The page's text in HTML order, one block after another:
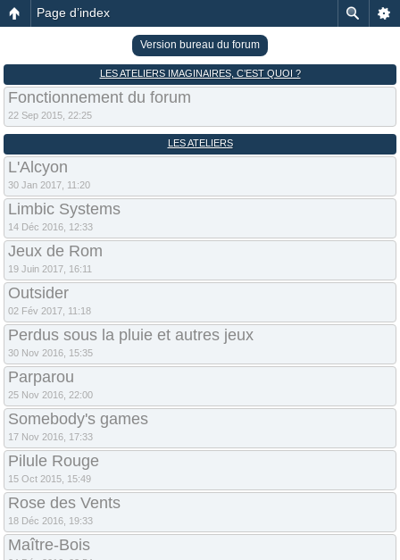
Page d’index
Version bureau du forum
LES ATELIERS IMAGINAIRES, C’EST QUOI ?
Fonctionnement du forum
22 Sep 2015, 22:25
LES ATELIERS
L'Alcyon
30 Jan 2017, 11:20
Limbic Systems
14 Déc 2016, 12:33
Jeux de Rom
19 Juin 2017, 16:11
Outsider
02 Fév 2017, 11:18
Perdus sous la pluie et autres jeux
30 Nov 2016, 15:35
Parparou
25 Nov 2016, 22:00
Somebody's games
17 Nov 2016, 17:33
Pilule Rouge
15 Oct 2015, 15:49
Rose des Vents
18 Déc 2016, 19:33
Maître-Bois